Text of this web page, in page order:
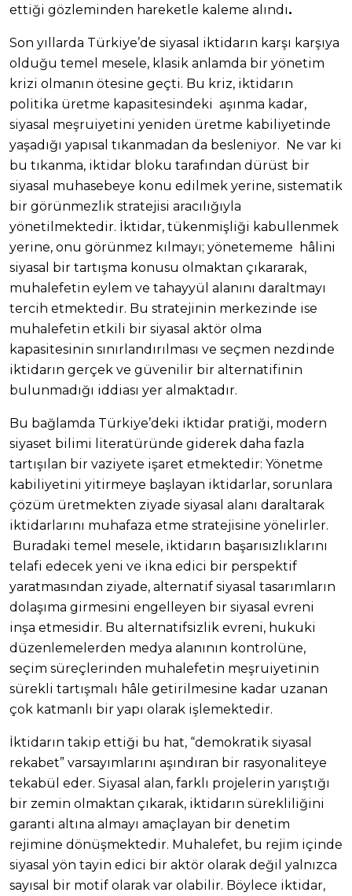
ettiği gözleminden hareketle kaleme alındı.
Son yıllarda Türkiye’de siyasal iktidarın karşı karşıya
olduğu temel mesele, klasik anlamda bir yönetim
krizi olmanın ötesine geçti. Bu kriz, iktidarın
politika üretme kapasitesindeki aşınma kadar,
siyasal meşruiyetini yeniden üretme kabiliyetinde
yaşadığı yapısal tıkanmadan da besleniyor. Ne var ki
bu tıkanma, iktidar bloku tarafından dürüst bir
siyasal muhasebeye konu edilmek yerine, sistematik
bir görünmezlik stratejisi aracılığıyla
yönetilmektedir. İktidar, tükenmişliği kabullenmek
yerine, onu görünmez kılmayı; yönetememe hâlini
siyasal bir tartışma konusu olmaktan çıkararak,
muhalefetin eylem ve tahayyül alanını daraltmayı
tercih etmektedir. Bu stratejinin merkezinde ise
muhalefetin etkili bir siyasal aktör olma
kapasitesinin sınırlandırılması ve seçmen nezdinde
iktidarın gerçek ve güvenilir bir alternatifinin
bulunmadığı iddiası yer almaktadır.
Bu bağlamda Türkiye’deki iktidar pratiği, modern
siyaset bilimi literatüründe giderek daha fazla
tartışılan bir vaziyete işaret etmektedir: Yönetme
kabiliyetini yitirmeye başlayan iktidarlar, sorunlara
çözüm üretmekten ziyade siyasal alanı daraltarak
iktidarlarını muhafaza etme stratejisine yönelirler.
Buradaki temel mesele, iktidarın başarısızlıklarını
telafi edecek yeni ve ikna edici bir perspektif
yaratmasından ziyade, alternatif siyasal tasarımların
dolaşıma girmesini engelleyen bir siyasal evreni
inşa etmesidir. Bu alternatifsizlik evreni, hukuki
düzenlemelerden medya alanının kontrolüne,
seçim süreçlerinden muhalefetin meşruiyetinin
sürekli tartışmalı hâle getirilmesine kadar uzanan
çok katmanlı bir yapı olarak işlemektedir.
İktidarın takip ettiği bu hat, “demokratik siyasal
rekabet” varsayımlarını aşındıran bir rasyonaliteye
tekabül eder. Siyasal alan, farklı projelerin yarıştığı
bir zemin olmaktan çıkarak, iktidarın sürekliliğini
garanti altına almayı amaçlayan bir denetim
rejimine dönüşmektedir. Muhalefet, bu rejim içinde
siyasal yön tayin edici bir aktör olarak değil yalnızca
sayısal bir motif olarak var olabilir. Böylece iktidar,